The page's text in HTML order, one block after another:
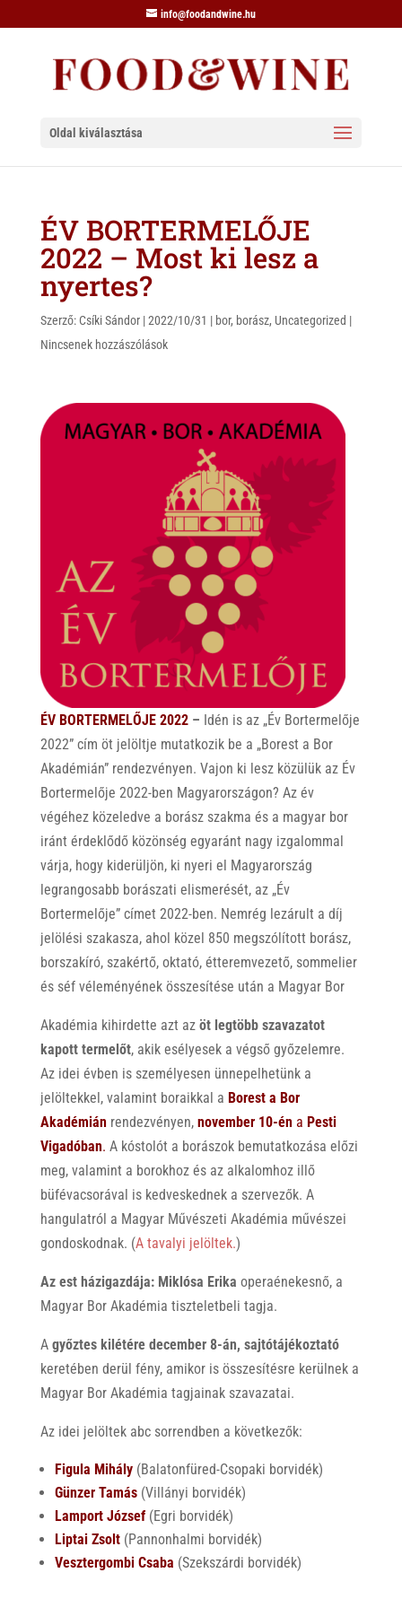
info@foodandwine.hu
Oldal kiválasztása
ÉV BORTERMELŐJE
2022 – Most ki lesz a
nyertes?
Szerző: Csíki Sándor|2022/10/31 | bor, borász, Uncategorized |
Nincsenek hozzászólások
ÉV BORTERMELŐJE 2022– Idén is az „Év Bortermelője
2022” cím öt jelöltje mutatkozik be a „Borest a Bor
Akadémián” rendezvényen. Vajon ki lesz közülük az Év
Bortermelője 2022-ben Magyarországon? Az év
végéhez közeledve a borász szakma és a magyar bor
iránt érdeklődő közönség egyaránt nagy izgalommal
várja, hogy kiderüljön, ki nyeri el Magyarország
legrangosabb borászati elismerését, az „Év
Bortermelője” címet 2022-ben. Nemrég lezárult a díj
jelölési szakasza, ahol közel 850 megszólított borász,
borszakíró, szakértő, oktató, étteremvezető, sommelier
és séf véleményének összesítése után a Magyar Bor
Akadémia kihirdette azt az öt legtöbb szavazatot
kapott termelőt, akik esélyesek a végső győzelemre.
Az idei évben is személyesen ünnepelhetünk a
jelöltekkel, valamint boraikkal a Borest a Bor
Akadémián rendezvényen, november 10-éna Pesti
Vigadóban. A kóstolót a borászok bemutatkozása előzi
meg, valamint a borokhoz és az alkalomhoz illő
büfévacsorával is kedveskednek a szervezők. A
hangulatról a Magyar Művészeti Akadémia művészei
gondoskodnak. (A tavalyi jelöltek.)
Az est házigazdája: Miklósa Erika operaénekesnő, a
Magyar Bor Akadémia tiszteletbeli tagja.
A győztes kilétére december 8-án, sajtótájékoztató
keretében derül fény, amikor is összesítésre kerülnek a
Magyar Bor Akadémia tagjainak szavazatai.
Az idei jelöltek abc sorrendben a következők:
Figula Mihály (Balatonfüred-Csopaki borvidék)
Günzer Tamás (Villányi borvidék)
Lamport József (Egri borvidék)
Liptai Zsolt(Pannonhalmi borvidék)
Vesztergombi Csaba (Szekszárdi borvidék)